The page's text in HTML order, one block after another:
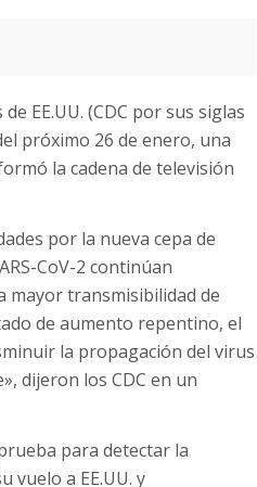
EE.UU. (CDC por sus siglas
próximo 26 de enero, una
la cadena de televisión
por la nueva cepa de
CoV-2 continúan
mayor transmisibilidad de
de aumento repentino, el
la propagación del virus
dijeron los CDC en un
para detectar la
vuelo a EE.UU. y